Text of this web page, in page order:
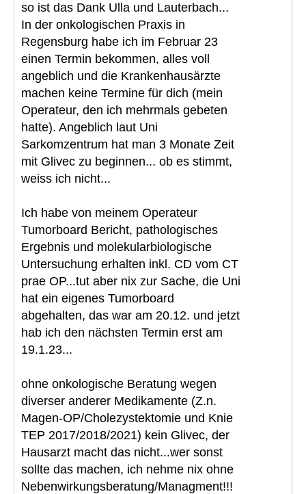
so ist das Dank Ulla und Lauterbach...
In der onkologischen Praxis in
Regensburg habe ich im Februar 23
einen Termin bekommen, alles voll
angeblich und die Krankenhausärzte
machen keine Termine für dich (mein
Operateur, den ich mehrmals gebeten
hatte). Angeblich laut Uni
Sarkomzentrum hat man 3 Monate Zeit
mit Glivec zu beginnen... ob es stimmt,
weiss ich nicht...
Ich habe von meinem Operateur
Tumorboard Bericht, pathologisches
Ergebnis und molekularbiologische
Untersuchung erhalten inkl. CD vom CT
prae OP...tut aber nix zur Sache, die Uni
hat ein eigenes Tumorboard
abgehalten, das war am 20.12. und jetzt
hab ich den nächsten Termin erst am
19.1.23...
ohne onkologische Beratung wegen
diverser anderer Medikamente (Z.n.
Magen-OP/Cholezystektomie und Knie
TEP 2017/2018/2021) kein Glivec, der
Hausarzt macht das nicht...wer sonst
sollte das machen, ich nehme nix ohne
Nebenwirkungsberatung/Managment!!!